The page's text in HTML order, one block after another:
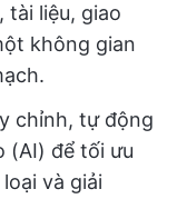
tài liệu, giao
không gian
chỉnh, tự động
(AI) để tối ưu
và giải